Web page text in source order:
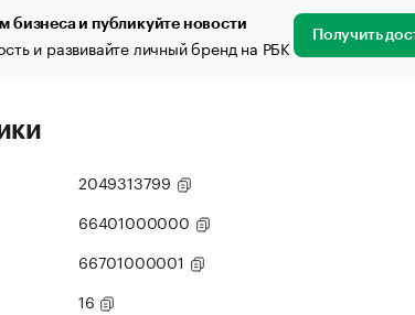
бизнеса и публикуйте новости
и развивайте личный бренд на РБК Получить
2049313799
66401000000
66701000001
16